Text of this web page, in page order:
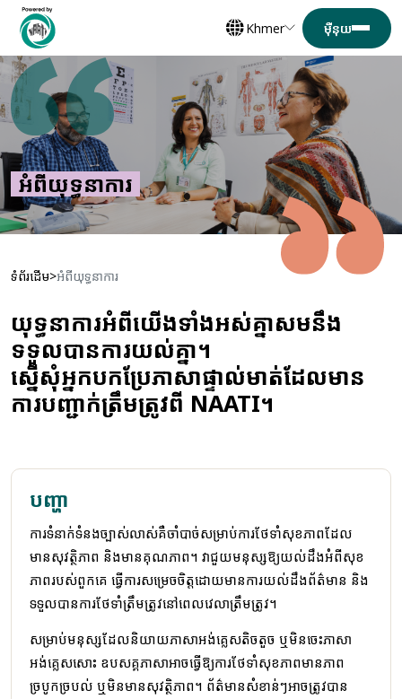
Khmer
អំពីយុទ្ធនាការ
ទំព័រដើម អំពីយុទ្ធនាការ
យុទ្ធនាការអំពីយើងទាំងអស់គ្នាសមនឹង
ទទួលបានការយល់គ្នា។
ស្នើសុំអ្នកបកប្រែភាសាផ្ទាល់មាត់ដែលមាន
ការបញ្ជាក់ត្រឹមត្រូវពី NAATI។
បញ្ហា
ការទំនាក់ទំនងច្បាស់លាស់គឺចាំបាច់សម្រាប់ការថែទាំសុខភាពដែល
មានសុវត្ថិភាព និងមានគុណភាព។ វាជួយមនុស្សឱ្យយល់ដឹងអំពីសុខ
ភាពរបស់ពួកគេ ធ្វើការសម្រេចចិត្តដោយមានការយល់ដឹងព័ត៌មាន និង
ទទួលបានការថែទាំត្រឹមត្រូវនៅពេលវេលាត្រឹមត្រូវ។
សម្រាប់មនុស្សដែលនិយាយភាសាអង់គ្លេសតិចតួច ឬមិនចេះភាសា
អង់គ្លេសសោះ ឧបសគ្គភាសាអាចធ្វើឱ្យការថែទាំសុខភាពមានភាព
ច្របូកច្របល់ ឬមិនមានសុវត្ថិភាព។ ព័ត៌មានសំខាន់ៗអាចត្រូវបាន